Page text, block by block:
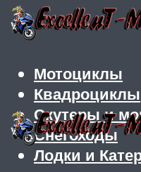
Мотоциклы
Квадроциклы
Скутеры и
Снегоходы
Лодки и